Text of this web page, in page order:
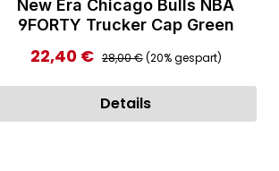
New Era Chicago Bulls NBA
9FORTY Trucker Cap Green
Verkaufspreis:
22,40 € Regulärer Preis:
28,00 €(20% gespart)
Details